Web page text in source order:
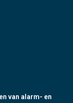
van alarm- en